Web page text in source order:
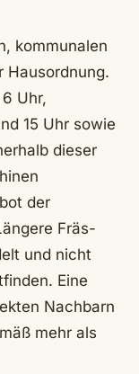
kommunalen
Hausordnung.
Uhr,
15 Uhr sowie
dieser
der
Fräs-
und nicht
Eine
Nachbarn
mehr als